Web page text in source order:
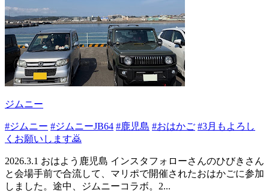
ジムニー
#ジムニー #ジムニーJB64 #鹿児島 #おはかご #3月もよろし
くお願いします🙇
2026.3.1 おはよう鹿児島 インスタフォローさんのひびきさん
と会場手前で合流して、マリポで開催されたおはかごに参加
しました。途中、ジムニーコラボ。2...